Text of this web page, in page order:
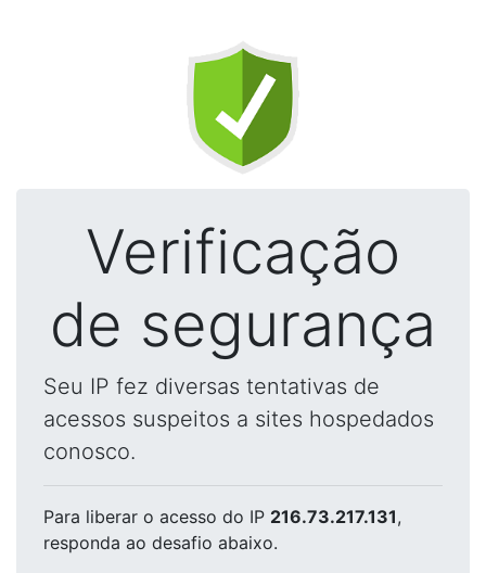
Verificação
de segurança
Seu IP fez diversas tentativas de
acessos suspeitos a sites hospedados
conosco.
Para liberar o acesso do IP 216.73.217.131,
responda ao desafio abaixo.